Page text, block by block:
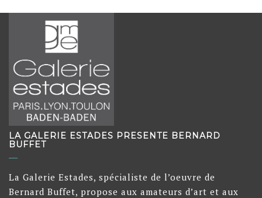
LA GALERIE ESTADES PRESENTE BERNARD
BUFFET
La Galerie Estades, spécialiste de l’oeuvre de
Bernard Buffet, propose aux amateurs d’art et aux